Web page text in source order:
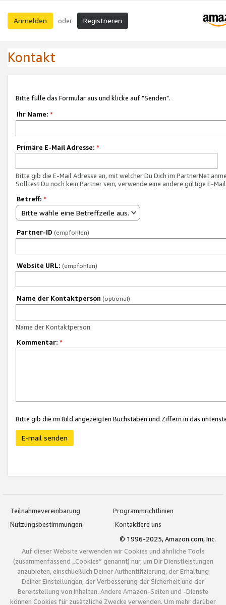
Anmelden oder Registrieren
Kontakt
Bitte fülle das Formular aus und klicke auf "Senden".
Ihr Name: *
Primäre E-Mail Adresse: *
Bitte gib die E-Mail Adresse an, mit welcher Du Dich im PartnerNet
Solltest Du noch kein Partner sein, verwende eine andere gültige E-
Betreff: *
Bitte wähle eine Betreffzeile aus.
Partner-ID (empfohlen)
Website URL: (empfohlen)
Name der Kontaktperson (optional)
Name der Kontaktperson
Kommentar: *
Bitte gib die im Bild angezeigten Buchstaben und Ziffern in das
E-mail senden
Teilnahmevereinbarung
Programmrichtlinien
Nutzungsbestimmungen
Kontaktiere uns
© 1996-2025, Amazon.com, Inc.
Auf dieser Website verwenden wir Cookies und ähnliche Tools
(zusammenfassend „Cookies“ genannt) nur, um Dir Dienstleistungen
anzubieten, einschließlich Deiner Authentifizierung, der Erhaltung
Deiner Einstellungen, der Verbesserung der Sicherheit und der
Bereitstellung von Inhalten. Andere Amazon-Seiten und -Dienste
können Cookies für zusätzliche Zwecke verwenden. Um mehr darüber